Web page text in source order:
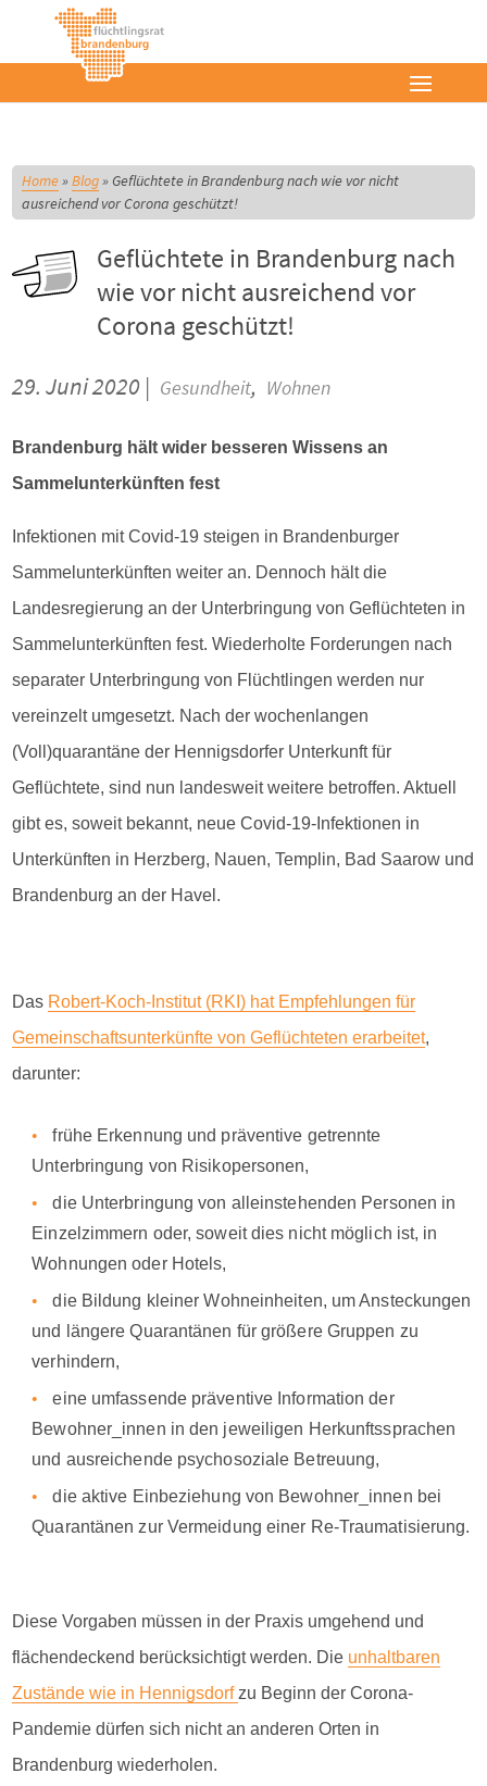
Home»Blog»Geflüchtete in Brandenburg nach wie vor nicht
ausreichend vor Corona geschützt!
Geflüchtete in Brandenburg nach
wie vor nicht ausreichend vor
Corona geschützt!
29. Juni 2020 | Gesundheit, Wohnen
Brandenburg hält wider besseren Wissens an
Sammelunterkünften fest
Infektionen mit Covid-19 steigen in Brandenburger
Sammelunterkünften weiter an. Dennoch hält die
Landesregierung an der Unterbringung von Geflüchteten in
Sammelunterkünften fest. Wiederholte Forderungen nach
separater Unterbringung von Flüchtlingen werden nur
vereinzelt umgesetzt. Nach der wochenlangen
(Voll)quarantäne der Hennigsdorfer Unterkunft für
Geflüchtete, sind nun landesweit weitere betroffen. Aktuell
gibt es, soweit bekannt, neue Covid-19-Infektionen in
Unterkünften in Herzberg, Nauen, Templin, Bad Saarow und
Brandenburg an der Havel.
Das Robert-Koch-Institut (RKI) hat Empfehlungen für
Gemeinschaftsunterkünfte von Geflüchteten erarbeitet,
darunter:
frühe Erkennung und präventive getrennte
Unterbringung von Risikopersonen,
die Unterbringung von alleinstehenden Personen in
Einzelzimmern oder, soweit dies nicht möglich ist, in
Wohnungen oder Hotels,
die Bildung kleiner Wohneinheiten, um Ansteckungen
und längere Quarantänen für größere Gruppen zu
verhindern,
eine umfassende präventive Information der
Bewohner_innen in den jeweiligen Herkunftssprachen
und ausreichende psychosoziale Betreuung,
die aktive Einbeziehung von Bewohner_innen bei
Quarantänen zur Vermeidung einer Re-Traumatisierung.
Diese Vorgaben müssen in der Praxis umgehend und
flächendeckend berücksichtigt werden. Die unhaltbaren
Zustände wie in Hennigsdorf zu Beginn der Corona-
Pandemie dürfen sich nicht an anderen Orten in
Brandenburg wiederholen.